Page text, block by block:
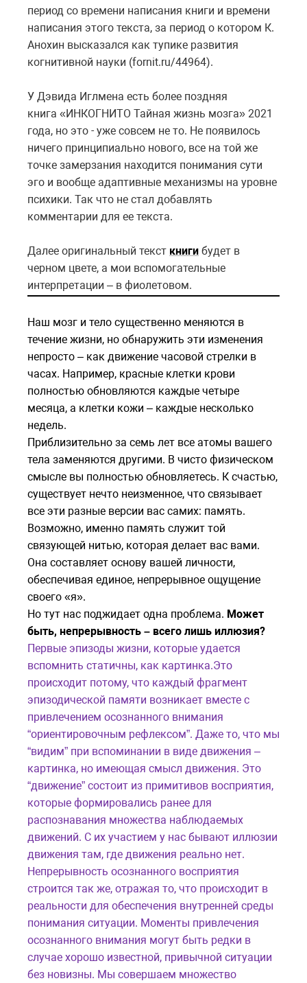
период со времени написания книги и времени
написания этого текста, за период о котором К.
Анохин высказался как тупике развития
когнитивной науки (fornit.ru/44964).
У Дэвида Иглмена есть более поздняя
книга «ИНКОГНИТО Тайная жизнь мозга» 2021
года, но это - уже совсем не то. Не появилось
ничего принципиально нового, все на той же
точке замерзания находится понимания сути
эго и вообще адаптивные механизмы на уровне
психики. Так что не стал добавлять
комментарии для ее текста.
Далее оригинальный текст книги будет в
черном цвете, а мои вспомогательные
интерпретации – в фиолетовом.
Наш мозг и тело существенно меняются в
течение жизни, но обнаружить эти изменения
непросто – как движение часовой стрелки в
часах. Например, красные клетки крови
полностью обновляются каждые четыре
месяца, а клетки кожи – каждые несколько
недель.
Приблизительно за семь лет все атомы вашего
тела заменяются другими. В чисто физическом
смысле вы полностью обновляетесь. К счастью,
существует нечто неизменное, что связывает
все эти разные версии вас самих: память.
Возможно, именно память служит той
связующей нитью, которая делает вас вами.
Она составляет основу вашей личности,
обеспечивая единое, непрерывное ощущение
своего «я».
Но тут нас поджидает одна проблема. Может
быть, непрерывность – всего лишь иллюзия?
Первые эпизоды жизни, которые удается
вспомнить статичны, как картинка.Это
происходит потому, что каждый фрагмент
эпизодической памяти возникает вместе с
привлечением осознанного внимания
“ориентировочным рефлексом”. Даже то, что мы
“видим” при вспоминании в виде движения –
картинка, но имеющая смысл движения. Это
“движение” состоит из примитивов восприятия,
которые формировались ранее для
распознавания множества наблюдаемых
движений. С их участием у нас бывают иллюзии
движения там, где движения реально нет.
Непрерывность осознанного восприятия
строится так же, отражая то, что происходит в
реальности для обеспечения внутренней среды
понимания ситуации. Моменты привлечения
осознанного внимания могут быть редки в
случае хорошо известной, привычной ситуации
без новизны. Мы совершаем множество